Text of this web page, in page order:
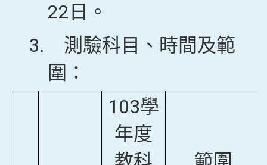
22日。
3.
測驗科目、時間及範
圍：
103學
年度